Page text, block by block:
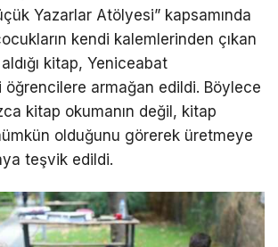
Yazarlar Atölyesi” kapsamında
kendi kalemlerinden çıkan
kitap, Yeniceabat
öğrencilere armağan edildi. Böylece
kitap okumanın değil, kitap
olduğunu görerek üretmeye
teşvik edildi.